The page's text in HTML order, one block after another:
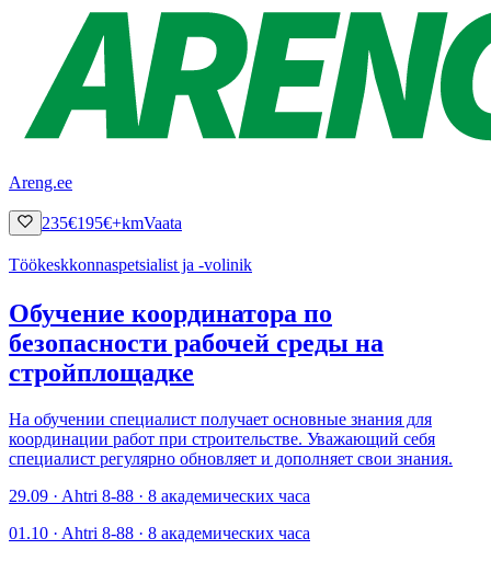
Areng.ee
235€195€+kmVaata
Töökeskkonnaspetsialist ja -volinik
Обучение координатора по
безопасности рабочей среды на
стройплощадке
На обучении специалист получает основные знания для
координации работ при строительстве. Уважающий себя
специалист регулярно обновляет и дополняет свои знания.
29.09 · Ahtri 8-88 · 8 академических часа
01.10 · Ahtri 8-88 · 8 академических часа